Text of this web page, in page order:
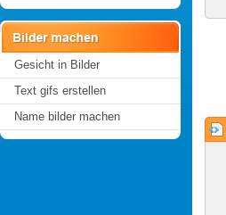
Gesicht in Bilder
Text gifs erstellen
Name bilder machen